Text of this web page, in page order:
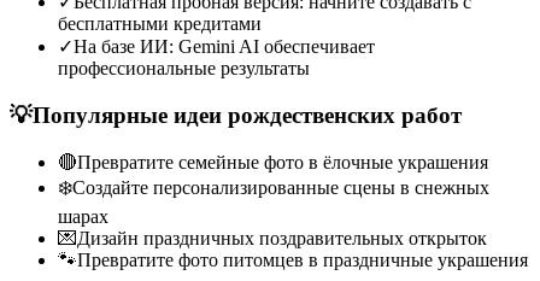
бесплатными кредитами
✓На базе ИИ: Gemini AI обеспечивает
профессиональные результаты
💡Популярные идеи рождественских работ
🔴Превратите семейные фото в ёлочные украшения
❄️Создайте персонализированные сцены в снежных
шарах
💌Дизайн праздничных поздравительных открыток
🐾Превратите фото питомцев в праздничные украшения